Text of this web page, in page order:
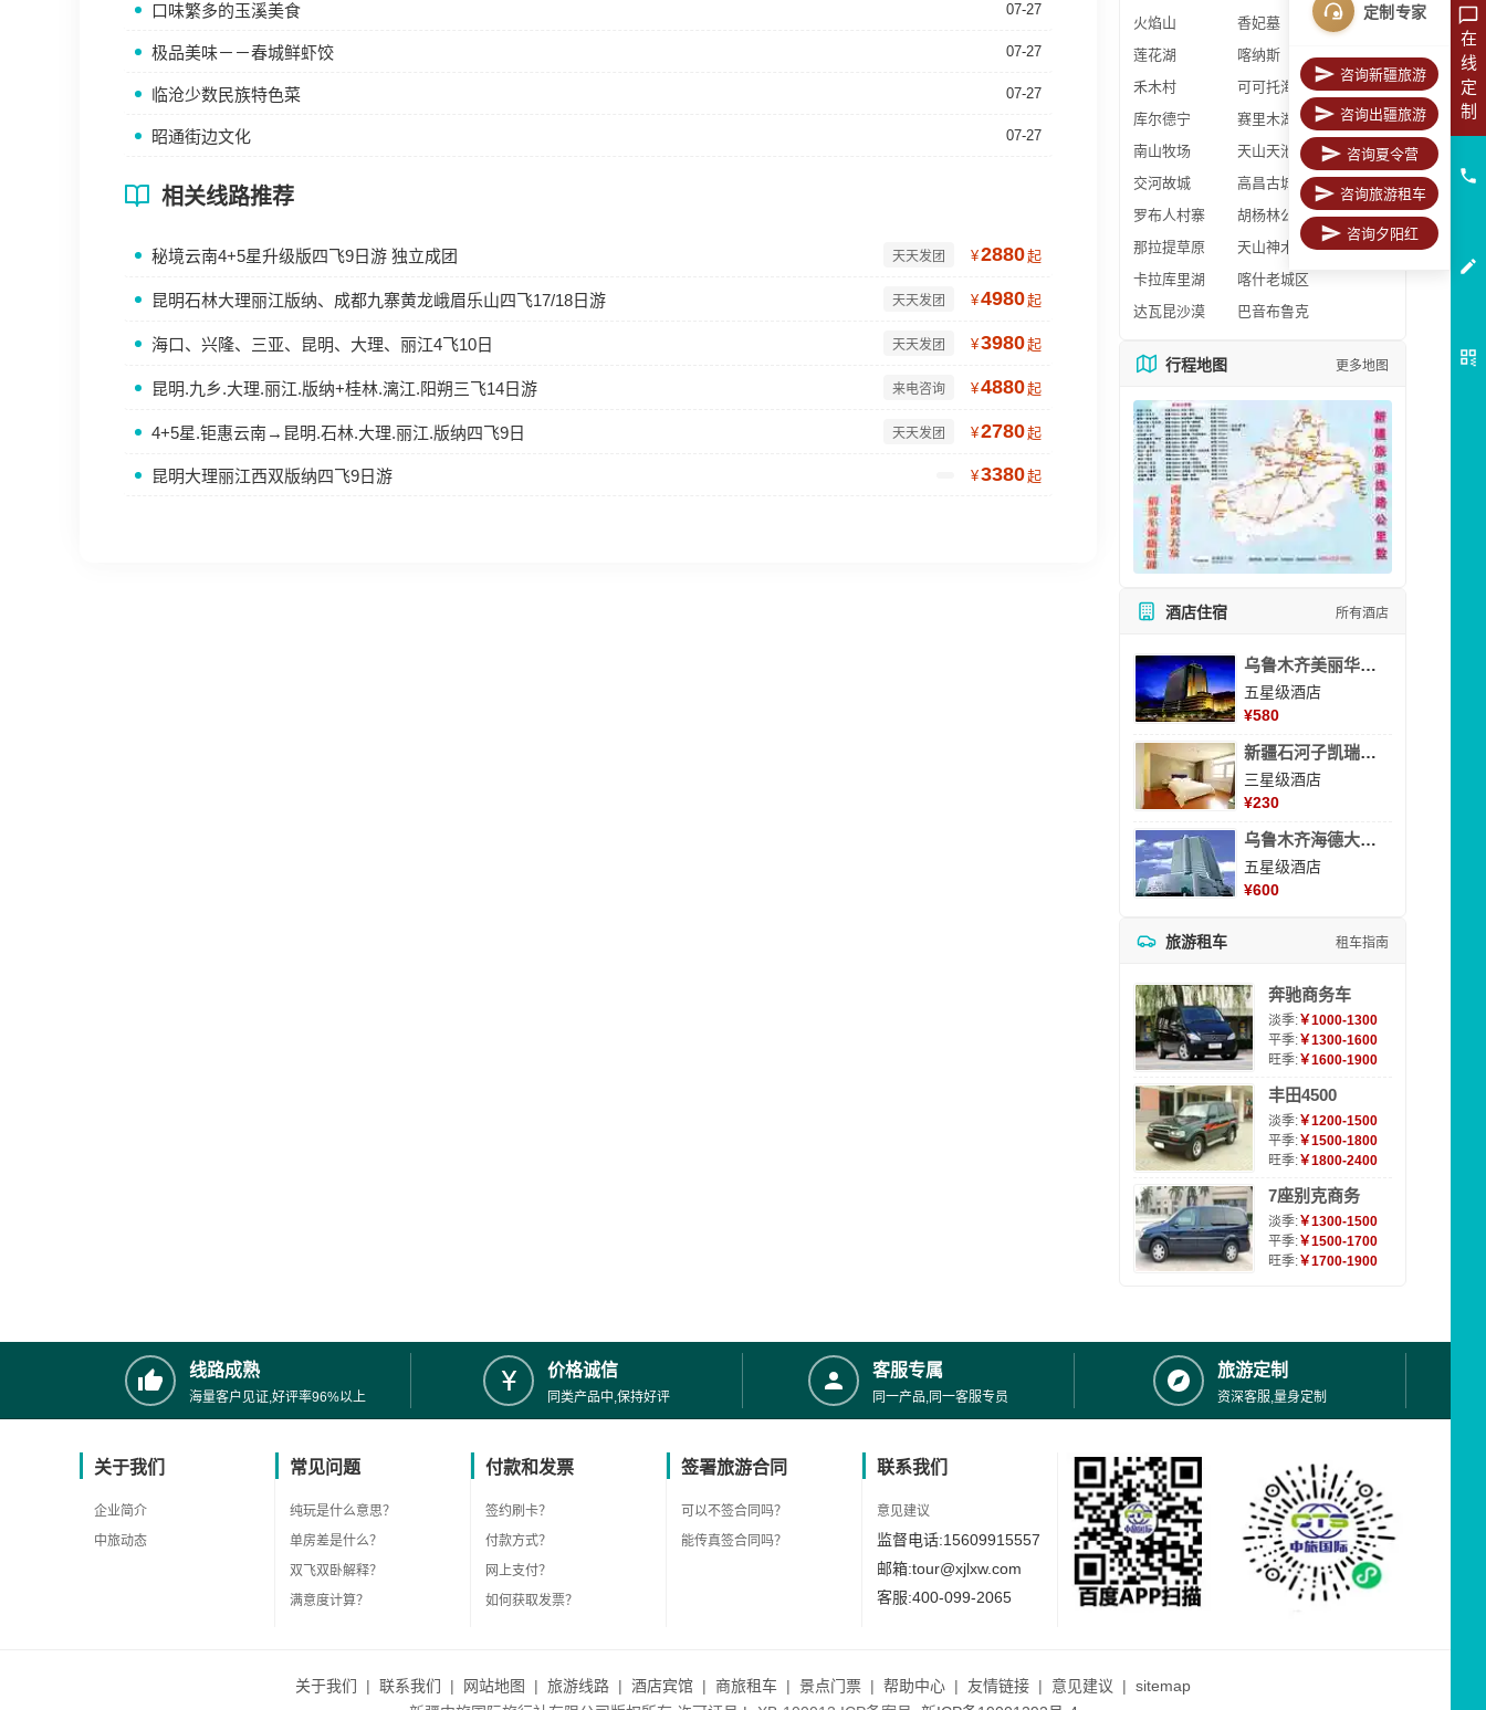
口味繁多的玉溪美食 07-27
极品美味－－春城鲜虾饺 07-27
临沧少数民族特色菜 07-27
昭通街边文化 07-27
相关线路推荐
秘境云南4+5星升级版四飞9日游 独立成团 天天发团 ¥2880起
昆明石林大理丽江版纳、成都九寨黄龙峨眉乐山四飞17/18日游 天天发团 ¥4980起
海口、兴隆、三亚、昆明、大理、丽江4飞10日 天天发团 ¥3980起
昆明.九乡.大理.丽江.版纳+桂林.漓江.阳朔三飞14日游 来电咨询 ¥4880起
4+5星.钜惠云南→昆明.石林.大理.丽江.版纳四飞9日 天天发团 ¥2780起
昆明大理丽江西双版纳四飞9日游 ¥3380起
火焰山
香妃墓
莲花湖
喀纳斯
禾木村
可可托海
库尔德宁
赛里木湖
南山牧场
天山天池
交河故城
高昌古城
罗布人村寨
胡杨林公园
那拉提草原
天山神木园
卡拉库里湖
喀什老城区
达瓦昆沙漠
巴音布鲁克
行程地图 更多地图
酒店住宿 所有酒店
乌鲁木齐美丽华大酒
五星级酒店
¥580
新疆石河子凯瑞酒店
三星级酒店
¥230
乌鲁木齐海德大酒店
五星级酒店
¥600
旅游租车 租车指南
奔驰商务车
淡季:￥1000-1300
平季:￥1300-1600
旺季:￥1600-1900
丰田4500
淡季:￥1200-1500
平季:￥1500-1800
旺季:￥1800-2400
7座别克商务
淡季:￥1300-1500
平季:￥1500-1700
旺季:￥1700-1900
线路成熟
海量客户见证,好评率96%以上
价格诚信
同类产品中,保持好评
客服专属
同一产品,同一客服专员
旅游定制
资深客服,量身定制
关于我们
企业简介
中旅动态
常见问题
纯玩是什么意思？
单房差是什么？
双飞双卧解释？
满意度计算？
付款和发票
签约刷卡？
付款方式？
网上支付？
如何获取发票？
签署旅游合同
可以不签合同吗？
能传真签合同吗？
联系我们
意见建议
监督电话:15609915557
邮箱:tour@xjlxw.com
客服:400-099-2065
关于我们 | 联系我们 | 网站地图 | 旅游线路 | 酒店宾馆 | 商旅租车 | 景点门票 | 帮助中心 | 友情链接 | 意见建议 | sitemap
在
线
定
制
定制专家
咨询新疆旅游
咨询出疆旅游
咨询夏令营
咨询旅游租车
咨询夕阳红